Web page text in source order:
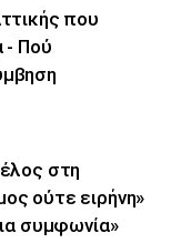
που
- Πού
στη
ούτε ειρήνη»
συμφωνία»